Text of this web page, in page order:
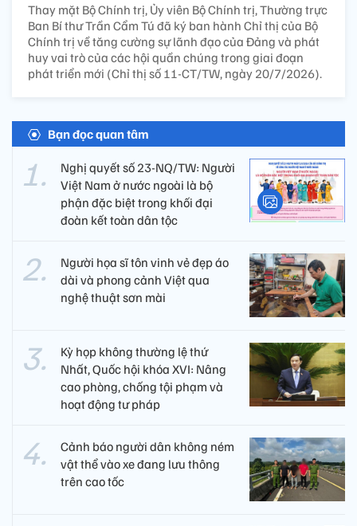
Thay mặt Bộ Chính trị, Ủy viên Bộ Chính trị, Thường trực
Ban Bí thư Trần Cẩm Tú đã ký ban hành Chỉ thị của Bộ
Chính trị về tăng cường sự lãnh đạo của Đảng và phát
huy vai trò của các hội quần chúng trong giai đoạn
phát triển mới (Chỉ thị số 11-CT/TW, ngày 20/7/2026).
Bạn đọc quan tâm
Nghị quyết số 23-NQ/TW: Người
Việt Nam ở nước ngoài là bộ
phận đặc biệt trong khối đại
đoàn kết toàn dân tộc
Người họa sĩ tôn vinh vẻ đẹp áo
dài và phong cảnh Việt qua
nghệ thuật sơn mài
Kỳ họp không thường lệ thứ
Nhất, Quốc hội khóa XVI: Nâng
cao phòng, chống tội phạm và
hoạt động tư pháp
Cảnh báo người dân không ném
vật thể vào xe đang lưu thông
trên cao tốc